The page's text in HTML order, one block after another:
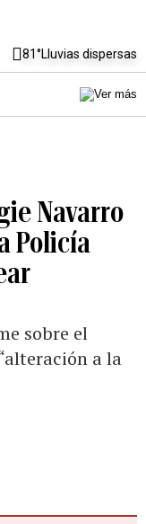
81°Lluvias dispersas
Navarro
Policía
sobre el
a la